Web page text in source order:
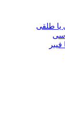
یا طلقی
سی